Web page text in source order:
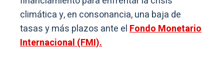
climática y, en consonancia, una baja de
tasas y más plazos ante elFondo Monetario
Internacional (FMI).